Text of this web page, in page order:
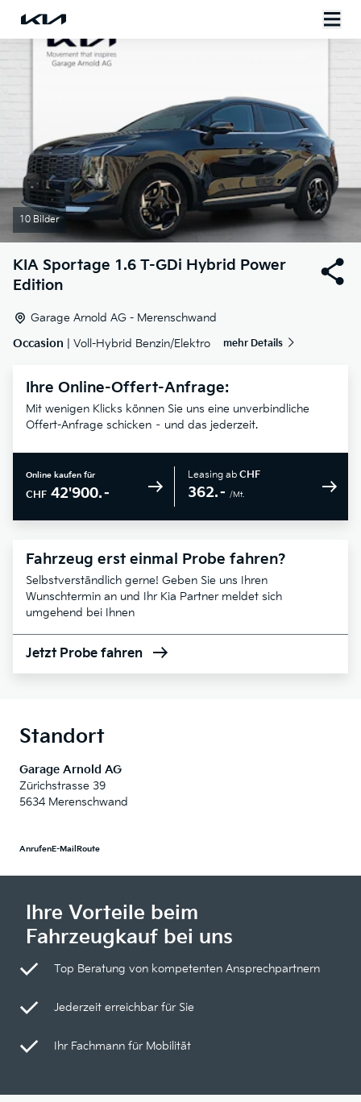
10 Bilder
KIA Sportage 1.6 T-GDi Hybrid Power
Edition
Garage Arnold AG - Merenschwand
Occasion | Voll-Hybrid Benzin/Elektro mehr Details
Ihre Online-Offert-Anfrage:
Mit wenigen Klicks können Sie uns eine unverbindliche
Offert-Anfrage schicken – und das jederzeit.
Online kaufen für
CHF 42'900.–
Leasing ab CHF
362.– /Mt.
Fahrzeug erst einmal Probe fahren?
Selbstverständlich gerne! Geben Sie uns Ihren
Wunschtermin an und Ihr Kia Partner meldet sich
umgehend bei Ihnen
Jetzt Probe fahren
Standort
Garage Arnold AG
Zürichstrasse 39
5634 Merenschwand
AnrufenE-Mail Route
Ihre Vorteile beim
Fahrzeugkauf bei uns
Top Beratung von kompetenten Ansprechpartnern
Jederzeit erreichbar für Sie
Ihr Fachmann für Mobilität